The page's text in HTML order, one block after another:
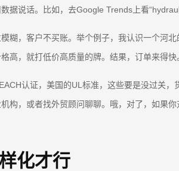
据说话。比如，去Google Trends上看
糊，客户不买账。举个例子，我认识一个河
高，就打低价高质量的牌。结果，订单来得
认证，美国的UL标准，这些要是没过关
构，或者找外贸顾问聊聊。哦，对了，如果
化才行